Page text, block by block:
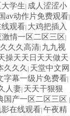
学生| 成人涩涩小
av动作片免费观看|
观看| 大鸡把插入
激情一区二区三区|
久久高清| 九九视
操天天日天天做天
久久久 | 天堂中文网
字幕一级片免费看|
人妻| 天天干狠狠
国产一区二区三区 |
在线观看| 午夜精